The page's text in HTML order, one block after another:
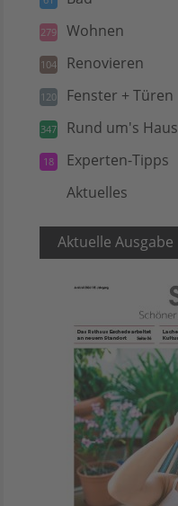
279 Wohnen
104 Renovieren
120 Fenster + Türen
347 Rund um's Haus
18 Experten-Tipps
Aktuelles
Aktuelle Ausgabe